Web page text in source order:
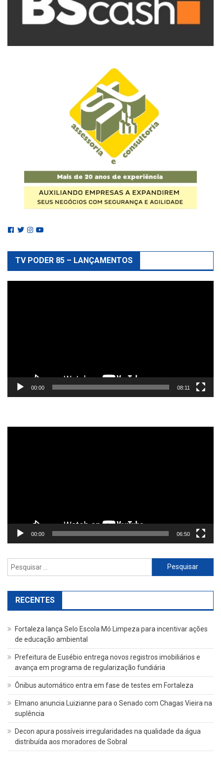
TV PODER 85 – LANÇAMENTOS
00:00 08:11
00:00 06:50
Pesquisar
por:
RECENTES
Fortaleza lança Selo Escola Mó Limpeza para incentivar ações
de educação ambiental
Prefeitura de Eusébio entrega novos registros imobiliários e
avança em programa de regularização fundiária
Ônibus automático entra em fase de testes em Fortaleza
Elmano anuncia Luizianne para o Senado com Chagas Vieira na
suplência
Decon apura possíveis irregularidades na qualidade da água
distribuída aos moradores de Sobral